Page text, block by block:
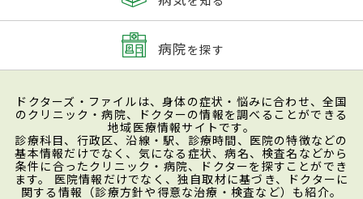
病院を探す
ドクターズ・ファイルは、身体の症状・悩みに合わせ、全国
のクリニック・病院、ドクターの情報を調べることができる
地域医療情報サイトです。
診療科目、行政区、沿線・駅、診療時間、医院の特徴などの
基本情報だけでなく、気になる症状、病名、検査名などから
条件に合ったクリニック・病院、ドクターを探すことができ
ます。 医院情報だけでなく、独自取材に基づき、ドクターに
関する情報（診療方針や得意な治療・検査など）も紹介。